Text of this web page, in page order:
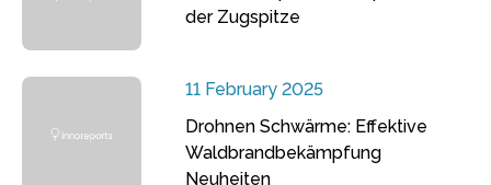
der Zugspitze
11 February 2025
Drohnen Schwärme: Effektive
Waldbrandbekämpfung
Neuheiten